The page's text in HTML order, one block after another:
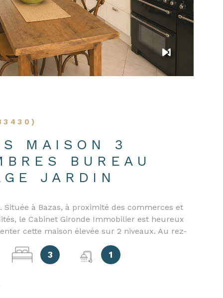
MAISON 3
BUREAU
JARDIN
Située à Bazas, à proximité des commerces et
le Cabinet Gironde Immobilier est heureux
cette maison élevée sur 2 niveaux. Au rez-
pièce de vie avec poêle à bois, de 3 chambres,
d'une salle d'eau et d'un WC. A l'étage, 2 pièces
en fonction de vos besoins. A l'extérieur,
et un jardin de 922 m2 entièrement
3 1